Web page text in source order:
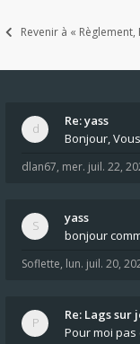
Revenir à « Règlement,
Re: yass
Bonjour,
dlan67, mer. juil. 22,
yass
bonjour
Soflette, lun. juil. 20,
Re: Lags sur
Pour moi pas